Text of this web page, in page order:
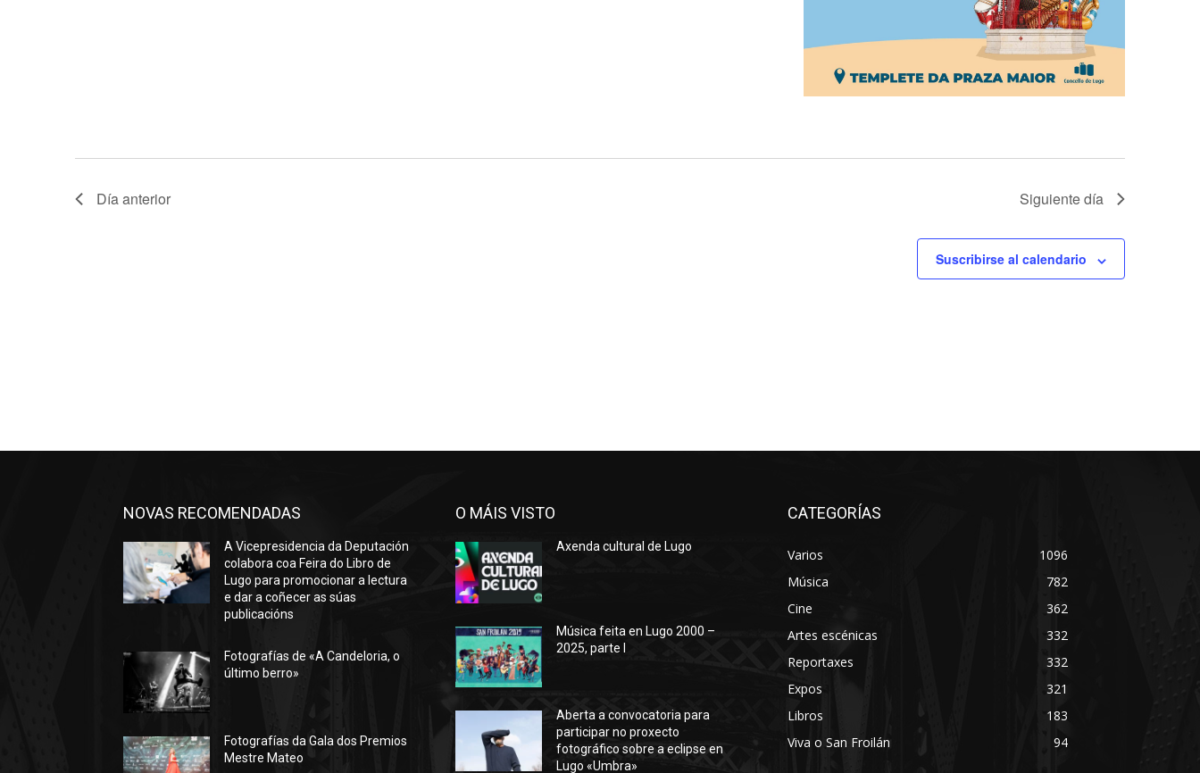
Día anterior Siguiente día
Suscribirse al calendario
NOVAS RECOMENDADAS
A Vicepresidencia da Deputación
colabora coa Feira do Libro de
Lugo para promocionar a lectura
e dar a coñecer as súas
publicacións
Fotografías de «A Candeloria, o
último berro»
Fotografías da Gala dos Premios
Mestre Mateo
O MÁIS VISTO
Axenda cultural de Lugo
Música feita en Lugo 2000 –
2025, parte I
Aberta a convocatoria para
participar no proxecto
fotográfico sobre a eclipse en
Lugo «Umbra»
CATEGORÍAS
Varios
1096
Música
782
Cine
362
Artes escénicas
332
Reportaxes
332
Expos
321
Libros
183
Viva o San Froilán
94